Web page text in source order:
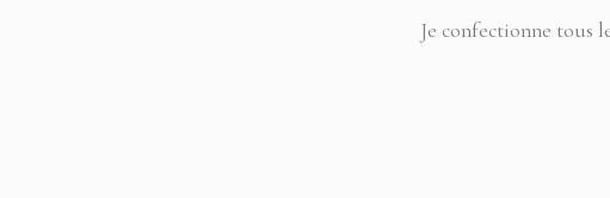
Je confectionne tous